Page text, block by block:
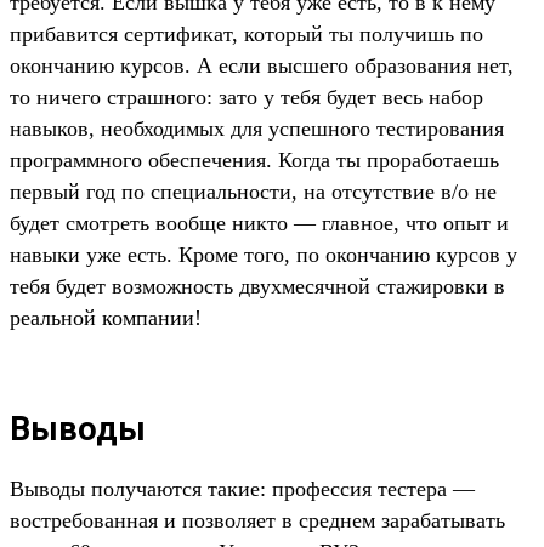
прибавится сертификат, который ты получишь по
окончанию курсов. А если высшего образования нет,
то ничего страшного: зато у тебя будет весь набор
навыков, необходимых для успешного тестирования
программного обеспечения. Когда ты проработаешь
первый год по специальности, на отсутствие в/о не
будет смотреть вообще никто — главное, что опыт и
навыки уже есть. Кроме того, по окончанию курсов у
тебя будет возможность двухмесячной стажировки в
реальной компании!
Выводы
Выводы получаются такие: профессия тестера —
востребованная и позволяет в среднем зарабатывать